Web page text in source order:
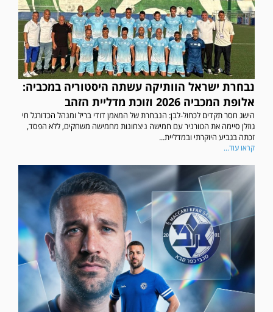
נבחרת ישראל הוותיקה עשתה היסטוריה במכביה:
אלופת המכביה 2026 וזוכת מדליית הזהב
הישג חסר תקדים לכחול-לבן: הנבחרת של המאמן דודי בריל ומנהל הכדורגל חי
גוזלן סיימה את הטורניר עם חמישה ניצחונות מחמישה משחקים, ללא הפסד,
זכתה בגביע היוקרתי ובמדליית...
קראו עוד...